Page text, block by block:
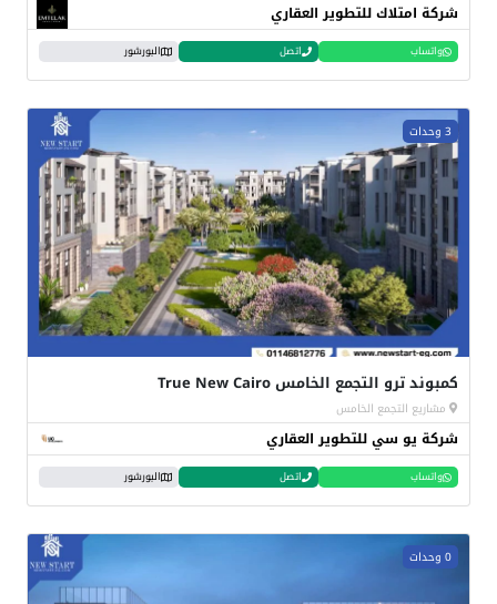
شركة امتلاك للتطوير العقاري
واتساب اتصل البورشور
3 وحدات
كمبوند ترو التجمع الخامس True New Cairo
مشاريع التجمع الخامس
شركة يو سي للتطوير العقاري
واتساب اتصل البورشور
0 وحدات